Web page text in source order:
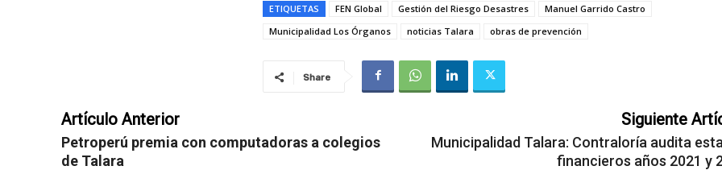
ETIQUETAS FEN Global Gestión del Riesgo Desastres
Manuel Garrido Castro
Municipalidad Los Órganos
noticias Talara obras de prevención
Share
Artículo Anterior
Petroperú premia con computadoras a colegios
de Talara
Siguiente
Municipalidad Talara: Contraloría audita
financieros años 2021 y